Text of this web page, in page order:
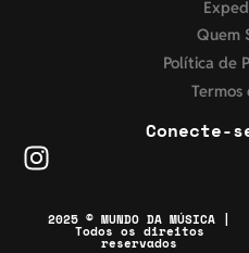
Quem
Política de
Termos
Conecte-
2025 © MUNDO DA MÚSICA |
Todos os direitos
reservados